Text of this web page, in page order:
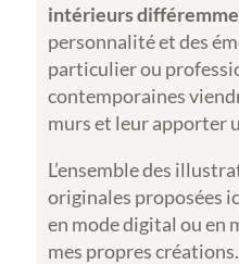
intérieurs
personnalité et des
particulier ou
contemporaines
murs et leur apporter
L’ensemble des
originales proposées
en mode digital ou en
mes propres